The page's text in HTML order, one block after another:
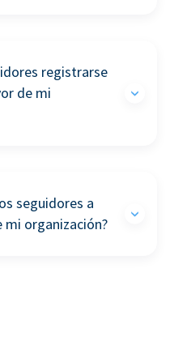
registrarse
de mi
seguidores a
organización?